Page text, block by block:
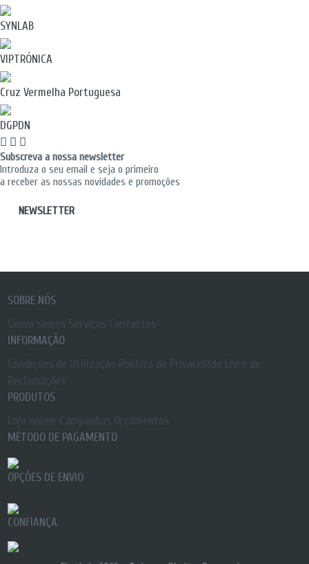
SYNLAB
VIPTRÓNICA
Cruz Vermelha Portuguesa
DGPDN
Subscreva a nossa newsletter
Introduza o seu email e seja o primeiro
a receber as nossas novidades e promoções
NEWSLETTER
SOBRE NÓS
INFORMAÇÃO
PRODUTOS
MÉTODO DE PAGAMENTO
OPÇÕES DE ENVIO
CONFIANÇA